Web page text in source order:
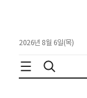
2026년 8월 6일(목)